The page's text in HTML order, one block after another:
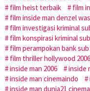
film heist terbaik
film
film inside man denzel
film investigasi kriminal
film konspirasi kriminal
film perampokan bank
film thriller hollywood 2006
inside man 2006
inside
inside man cinemaindo
inside man dunia21